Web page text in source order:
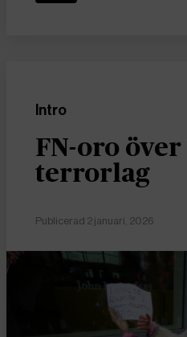
Intro
FN-oro
terrorlag
Publicerad 2 januari, 2026